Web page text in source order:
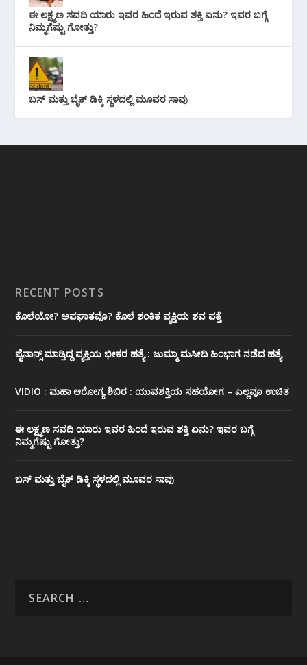
ಈ ಲಕ್ಷ್ಮಣ ಸವದಿ ಯಾರು ಇವರ ಹಿಂದೆ ಇರುವ ಶಕ್ತಿ ಏನು? ಇವರ ಬಗ್ಗೆ
ನಿಮ್ಮಗೆಷ್ಟು ಗೋತ್ತು?
ಬಸ್ ಮತ್ತು ಬೈಕ್ ಡಿಕ್ಕಿ ಸ್ಥಳದಲ್ಲಿ ಮೂವರ ಸಾವು
RECENT POSTS
ಕೊಲೆಯೋ? ಅಪಘಾತವೊ? ಕೊಲೆ ಶಂಕಿತ ವ್ಯಕ್ತಿಯ ಶವ ಪತ್ತೆ
ಪೈನಾನ್ಸ್ ಮಾಡ್ತಿದ್ದ ವ್ಯಕ್ತಿಯ ಭೀಕರ‌ ಹತ್ಯೆ : ಜುಮ್ಮಾ ಮಸೀದಿ ಹಿಂಭಾಗ ನಡೆದ ಹತ್ಯೆ
VIDIO : ಮಹಾ ಆರೋಗ್ಯ ಶಿಬಿರ : ಯುವಶಕ್ತಿಯ ಸಹಯೋಗ – ಎಲ್ಲವೂ ಉಚಿತ
ಈ ಲಕ್ಷ್ಮಣ ಸವದಿ ಯಾರು ಇವರ ಹಿಂದೆ ಇರುವ ಶಕ್ತಿ ಏನು? ಇವರ ಬಗ್ಗೆ
ನಿಮ್ಮಗೆಷ್ಟು ಗೋತ್ತು?
ಬಸ್ ಮತ್ತು ಬೈಕ್ ಡಿಕ್ಕಿ ಸ್ಥಳದಲ್ಲಿ ಮೂವರ ಸಾವು